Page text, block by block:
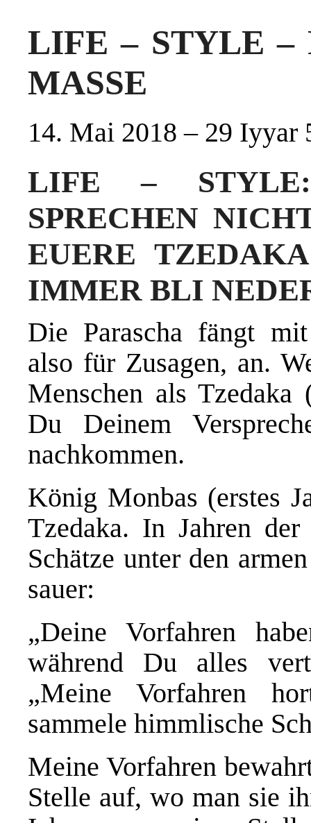
LIFE – STYLE –
MASSE
14. Mai 2018 – 29 Iyyar
LIFE –
SPRECHEN
EUERE
IMMER BLI
Die Parascha fängt
also für Zusagen, an.
Menschen als Tzedaka
Du Deinem
nachkommen.
König Monbas (erstes
Tzedaka. In Jahren
Schätze unter den
sauer:
„Deine Vorfahren
während Du alles
„Meine Vorfahren
sammele himmlische
Meine Vorfahren
Stelle auf, wo man sie